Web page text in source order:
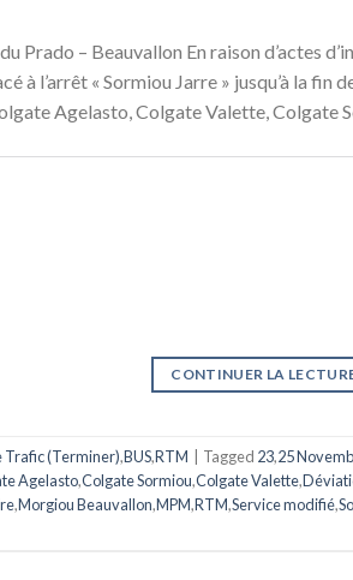
Prado – Beauvallon En raison d’actes
à l’arrêt « Sormiou Jarre » jusqu’à la fin
Agelasto, Colgate Valette, Colgate
CONTINUER LA
Trafic (Terminer),BUS,RTM Tagged 23,25
Agelasto,Colgate Sormiou,Colgate Valette,
,Morgiou Beauvallon,MPM,RTM,Service modifié,